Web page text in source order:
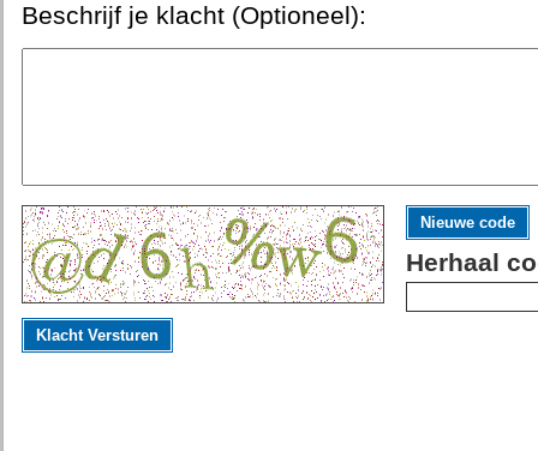
Beschrijf je klacht (Optioneel):
Nieuwe code
Herhaal
Klacht Versturen